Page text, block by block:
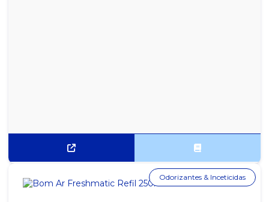
Odorizantes & Inceticidas